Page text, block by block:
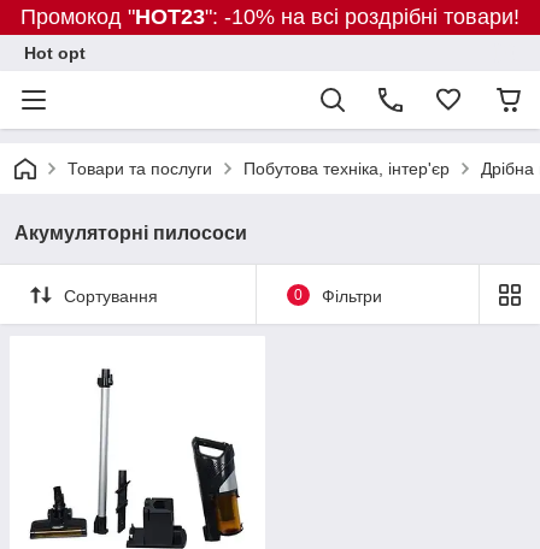
Промокод "HOT23": -10% на всі роздрібні товари!
Hot opt
Товари та послуги Побутова техніка, інтер'єр Дрібна
Акумуляторні пилососи
Сортування 0 Фільтри